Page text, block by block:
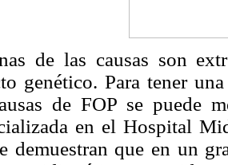
de las causas son
genético. Para tener
de FOP se puede
en el Hospital
demuestran que en un